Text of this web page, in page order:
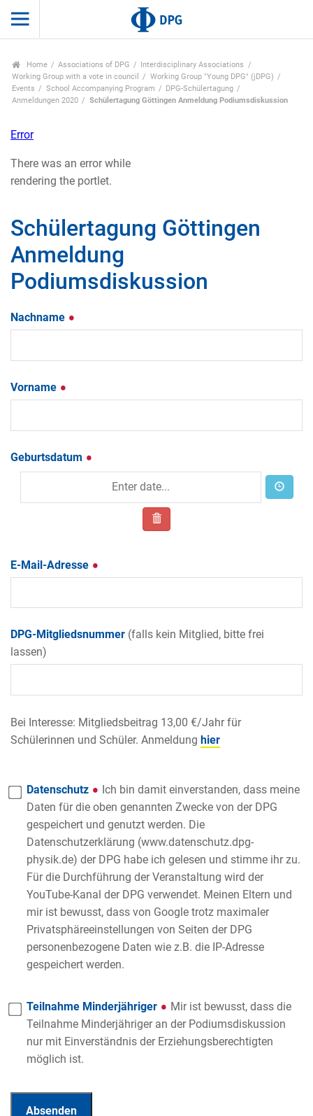
Home Associations of DPG
Interdisciplinary Associations
Working Group with a vote in council
Working Group "Young DPG" (jDPG)
Events
School Accompanying Program
DPG-Schülertagung
Anmeldungen 2020
Schülertagung Göttingen Anmeldung Podiumsdiskussion
Error
There was an error while
rendering the portlet.
Schülertagung Göttingen
Anmeldung
Podiumsdiskussion
Nachname
Vorname
Geburtsdatum
E-Mail-Adresse
DPG-Mitgliedsnummer (falls kein Mitglied, bitte frei
lassen)
Bei Interesse: Mitgliedsbeitrag 13,00 €/Jahrfür
Schülerinnen und Schüler. Anmeldung hier
Datenschutz
Ich bin damit einverstanden, dass meine
Daten für die oben genannten Zwecke von der DPG
gespeichert und genutzt werden. Die
Datenschutzerklärung (www.datenschutz.dpg-
physik.de) der DPG habe ich gelesen und stimme ihr zu.
Für die Durchführung der Veranstaltung wird der
YouTube-Kanal der DPG verwendet. Meinen Eltern und
mir ist bewusst, dass von Google trotz maximaler
Privatsphäreeinstellungen von Seiten der DPG
personenbezogene Daten wie z.B. die IP-Adresse
gespeichert werden.
Teilnahme Minderjähriger
Mir ist bewusst, dass die
Teilnahme Minderjähriger an der Podiumsdiskussion
nur mit Einverständnis der Erziehungsberechtigten
möglich ist.